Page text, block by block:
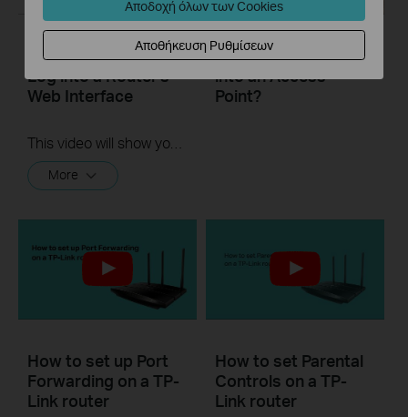
Quick Tips - How to
Log into a Router's
Web Interface
More
How to turn a router
into an Access
Point?
How to set up Port
Forwarding on a TP-
Link router
How to set Parental
Controls on a TP-
Link router
Αποδοχή όλων των Cookies
Αποθήκευση Ρυθμίσεων